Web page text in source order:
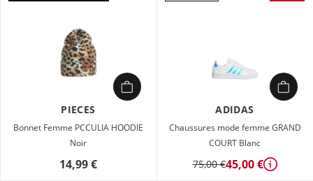
PIECES
Bonnet Femme PCCULIA HOODIE
Noir
14,99 €
ADIDAS
Chaussures mode femme GRAND
COURT Blanc
75,00 €45,00 € Détails